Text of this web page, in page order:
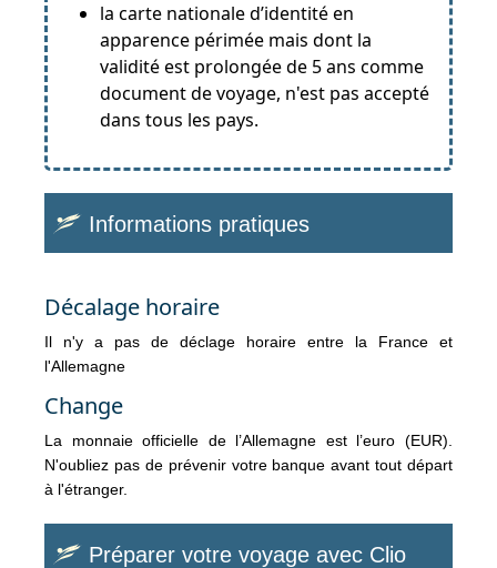
la carte nationale d’identité en
apparence périmée mais dont la
validité est prolongée de 5 ans comme
document de voyage, n'est pas accepté
dans tous les pays.
Informations pratiques
Décalage horaire
Il n'y a pas de déclage horaire entre la France et
l'Allemagne
Change
La monnaie officielle de l’Allemagne est l’euro (EUR).
N'oubliez pas de prévenir votre banque avant tout départ
à l'étranger.
Préparer votre voyage avec Clio